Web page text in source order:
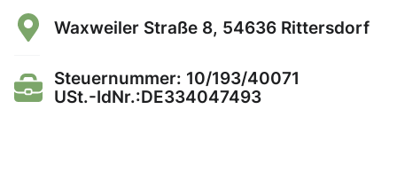
Waxweiler Straße 8, 54636 Rittersdorf
Steuernummer: 10/193/40071
USt.-IdNr.:DE334047493